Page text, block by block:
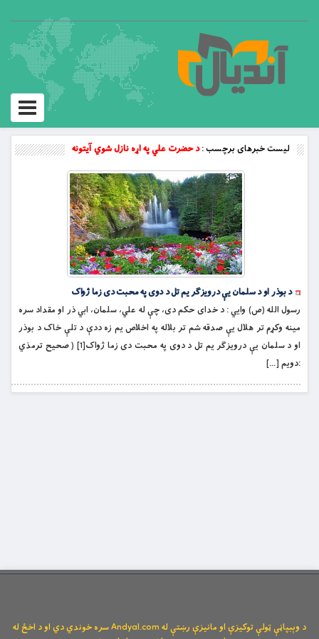
Toggle
لیست خبرهای برچسب :د حضرت علي په اړه نازل شوي آيتونه
د بوذر او د سلمان يې درويزګر يم تل د دوى په محبت دى زما ژواک
رسول الله (ص) وايي : د خداى حکم دى، چې له علي، سلمان، ابي ذر او مقداد سره
مينه وکړم تر هلال يې صدقه شم تر بلاله په اخلاص يم زه ددې د تلې خاک د بوذر
او د سلمان يې درويزګر يم تل د دوى په محبت دى زما ژواک[1] ( صحيح ترمذي
:دويم […]
د وېبپاڼې ټولې توکیزې او مانیزې رښتې له Andyal.com سره خوندي دي او د اخځ له